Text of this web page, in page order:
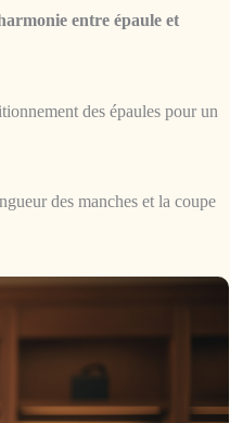
entre épaule et
des épaules pour un
des manches et la coupe